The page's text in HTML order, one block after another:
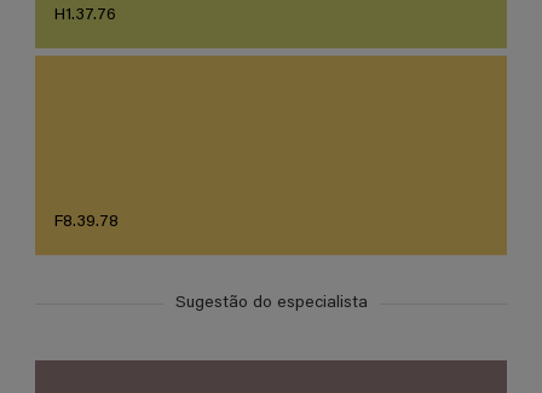
H1.37.76
F8.39.78
Sugestão do especialista